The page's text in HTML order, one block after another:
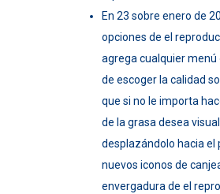
En 23 sobre enero de
opciones de el
agrega cualquier menú
de escoger la calidad
que si no le importa
de la grasa desea
desplazándolo hacia el
nuevos iconos de
envergadura de el